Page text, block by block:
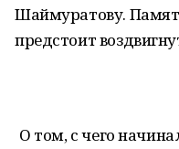
Шаймуратову.
предстоит
О том, с чего